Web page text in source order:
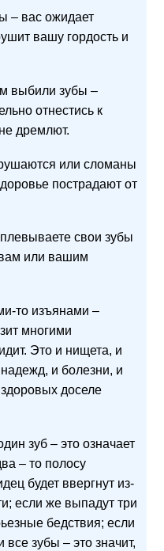
– вас ожидает
вашу гордость и
выбили зубы –
отнестись к
дремлют.
или сломаны
пострадают от
свои зубы
вам или вашим
то изъянами –
многими
Это и нищета, и
и болезни, и
доселе
зуб – это означает
– то полосу
будет ввергнут из-
если же выпадут три
бедствия; если
зубы – это значит,